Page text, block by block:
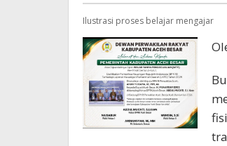
Ilustrasi proses belajar mengajar